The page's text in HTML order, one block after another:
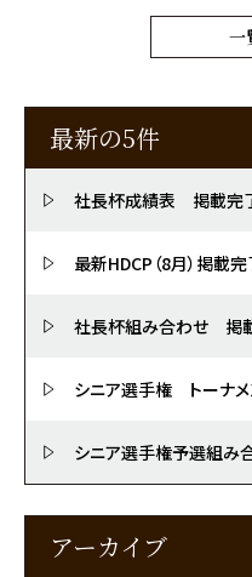
一
最新の5件
社長杯成績表 掲載完
最新HDCP（8月）掲載
社長杯組み合わせ 掲
シニア選手権 トーナ
シニア選手権予選組
アーカイブ